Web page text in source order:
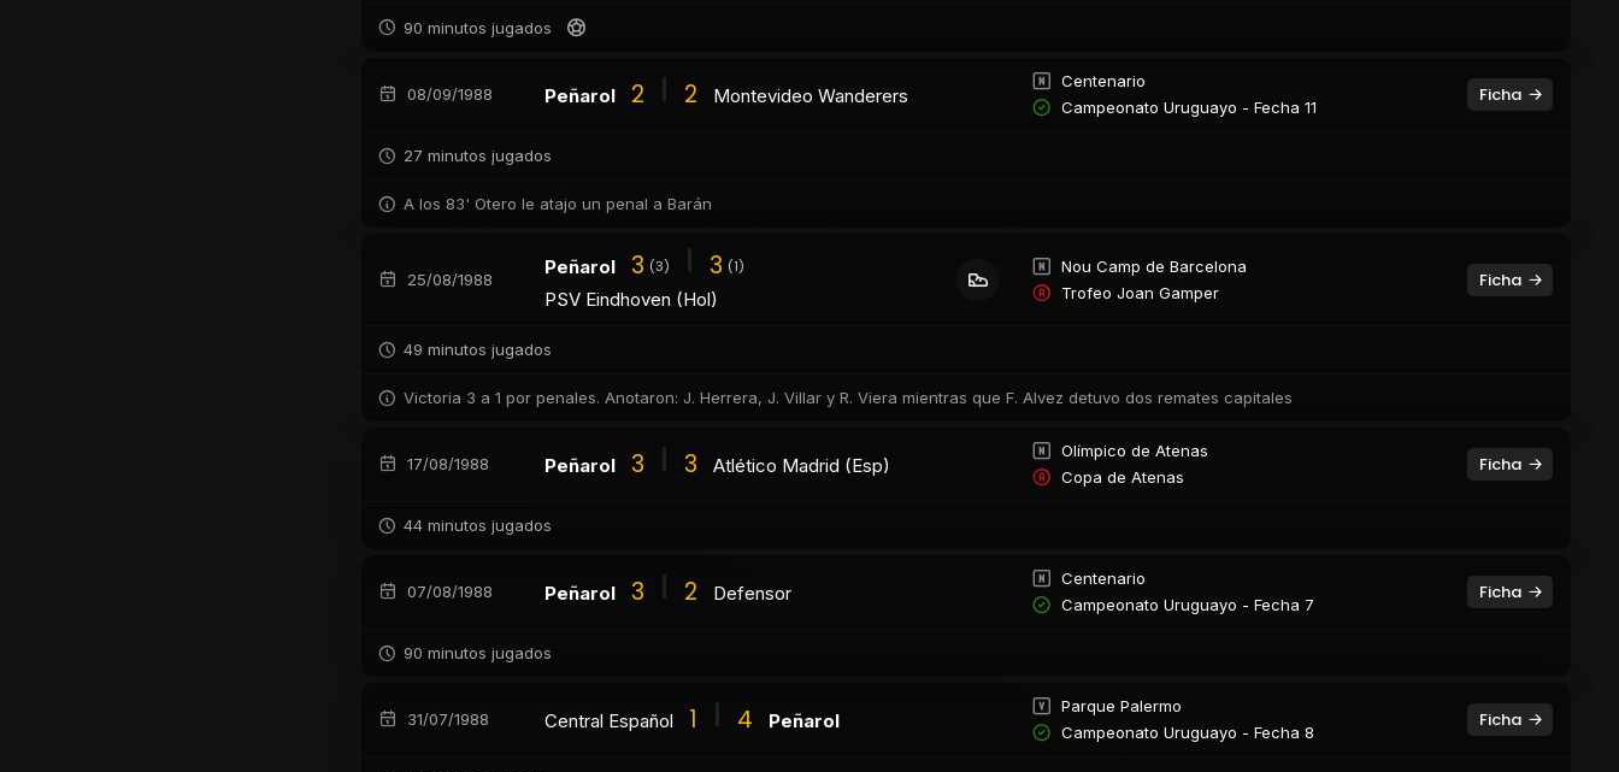
90 minutos jugados
08/09/1988 Peñarol 2 2 Montevideo Wanderers
Centenario
Campeonato Uruguayo - Fecha 11
Ficha
27 minutos jugados
A los 83' Otero le atajo un penal a Barán
25/08/1988
Peñarol 3 (3) 3 (1)
PSV Eindhoven (Hol)
Nou Camp de Barcelona
Trofeo Joan Gamper
Ficha
49 minutos jugados
Victoria 3 a 1 por penales. Anotaron: J. Herrera, J. Villar y R. Viera mientras que F. Alvez detuvo dos remates capitales
17/08/1988 Peñarol 3 3 Atlético Madrid (Esp)
Olímpico de Atenas
Copa de Atenas
Ficha
44 minutos jugados
07/08/1988 Peñarol 3 2 Defensor
Centenario
Campeonato Uruguayo - Fecha 7
Ficha
90 minutos jugados
31/07/1988 Central Español 1 4 Peñarol
Parque Palermo
Campeonato Uruguayo - Fecha 8
Ficha